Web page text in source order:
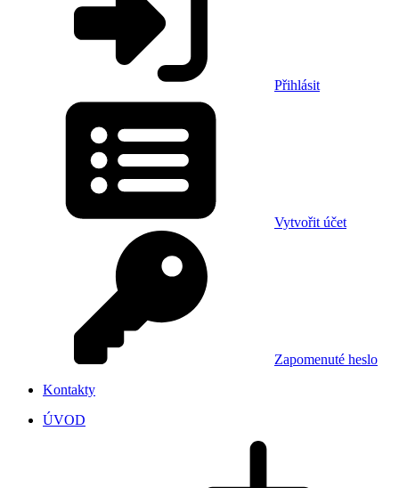
Přihlásit
Vytvořit účet
Zapomenuté heslo
Kontakty
ÚVOD